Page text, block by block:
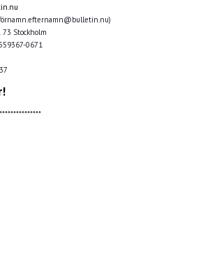
73 Stockholm
559367-0671